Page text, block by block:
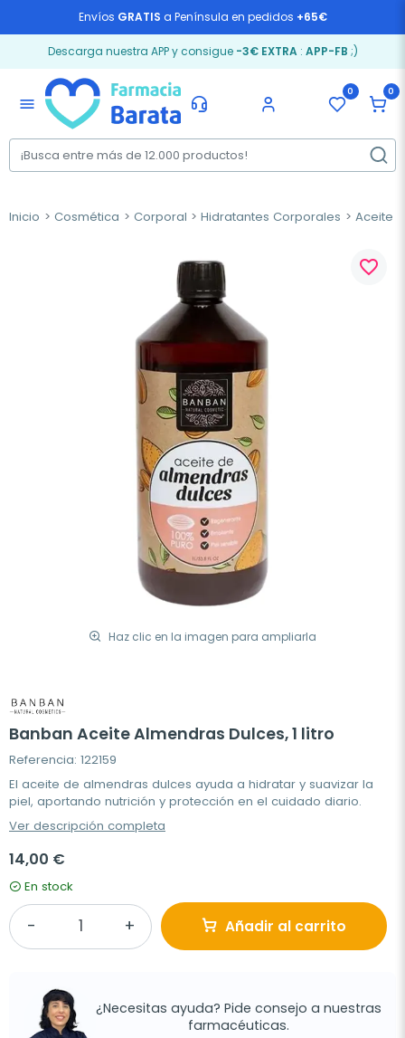
Envíos GRATIS a Península en pedidos +65€
Descarga nuestra APP y consigue -3€ EXTRA: APP-FB ;)
menu
0 0
Inicio Cosmética Corporal Hidratantes Corporales Aceite
Haz clic en la imagen para ampliarla
favorite_border
Banban Aceite Almendras Dulces, 1 litro
Referencia: 122159
El aceite de almendras dulces ayuda a hidratar y suavizar la
piel, aportando nutrición y protección en el cuidado diario.
Ver descripción completa
14,00 €
En stock
Añadir al carrito
¿Necesitas ayuda? Pide consejo a nuestras
farmacéuticas.